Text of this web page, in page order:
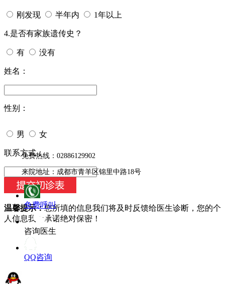
刚发现 半年内 1年以上
4.是否有家族遗传史？
有 没有
姓名：
性别：
男 女
今天日期：
联系方式：
温馨提示：您所填的信息我们将及时反馈给医生诊断，您的个
人信息我们承诺绝对保密！
免费热线：02886129902
来院地址：成都市青羊区锦里中路18号
免费呼叫
咨询医生
QQ咨询